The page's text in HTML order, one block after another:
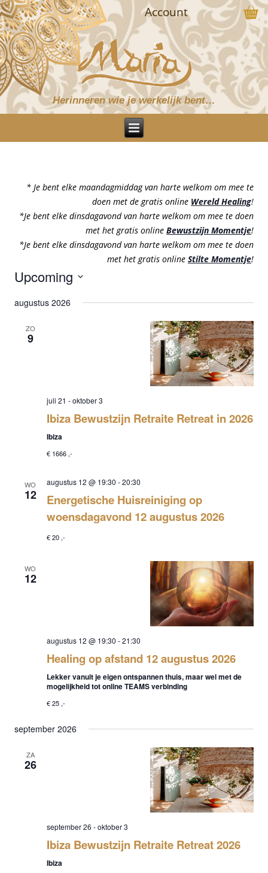
Herinneren wie je werkelijk bent…
Account
* Je bent elke maandagmiddag van harte welkom om mee te
doen met de gratis online Wereld Healing!
*Je bent elke dinsdagavond van harte welkom om mee te doen
met het gratis onlineBewustzijn Momentje!
*Je bent elke dinsdagavond van harte welkom om mee te doen
met het gratis onlineStilte Momentje!
Upcoming
date.
augustus 2026
ZO
9
juli 21 -oktober 3
Ibiza Bewustzijn Retraite Retreat in 2026
Ibiza
€ 1666 ,-
WO
12
augustus 12 @ 19:30 -20:30
Energetische Huisreiniging op
woensdagavond 12 augustus 2026
€ 20 ,-
WO
12
augustus 12 @ 19:30 -21:30
Healing op afstand 12 augustus 2026
Lekker vanuit je eigen ontspannen thuis, maar wel met de
mogelijkheid tot online TEAMS verbinding
€ 25 ,-
september 2026
ZA
26
september 26 -oktober 3
Ibiza Bewustzijn Retraite Retreat 2026
Ibiza